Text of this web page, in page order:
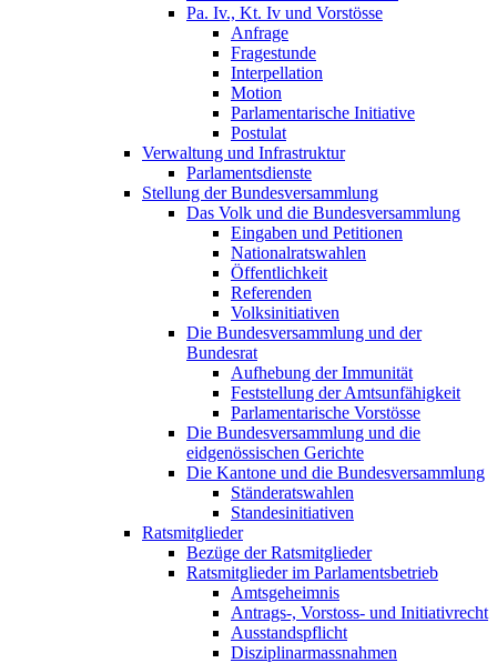
Pa. Iv., Kt. Iv und Vorstösse
Anfrage
Fragestunde
Interpellation
Motion
Parlamentarische Initiative
Postulat
Verwaltung und Infrastruktur
Parlamentsdienste
Stellung der Bundesversammlung
Das Volk und die Bundesversammlung
Eingaben und Petitionen
Nationalratswahlen
Öffentlichkeit
Referenden
Volksinitiativen
Die Bundesversammlung und der
Bundesrat
Aufhebung der Immunität
Feststellung der Amtsunfähigkeit
Parlamentarische Vorstösse
Die Bundesversammlung und die
eidgenössischen Gerichte
Die Kantone und die Bundesversammlung
Ständeratswahlen
Standesinitiativen
Ratsmitglieder
Bezüge der Ratsmitglieder
Ratsmitglieder im Parlamentsbetrieb
Amtsgeheimnis
Antrags-, Vorstoss- und Initiativrecht
Ausstandspflicht
Disziplinarmassnahmen